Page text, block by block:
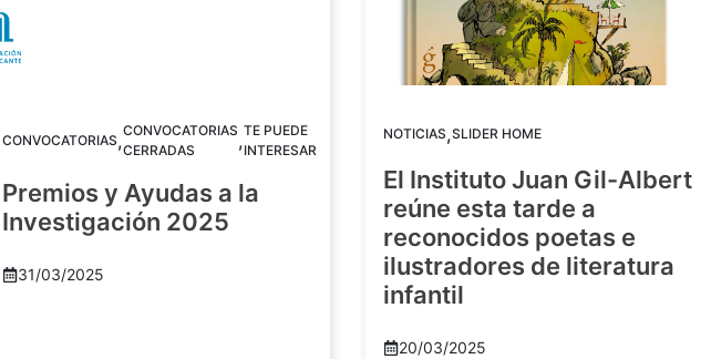
CONVOCATORIAS,CONVOCATORIAS
CERRADAS
,TE PUEDE
INTERESAR
Premios y Ayudas a la
Investigación 2025
31/03/2025
NOTICIAS,SLIDER HOME
El Instituto Juan Gil-Albert
reúne esta tarde a
reconocidos poetas e
ilustradores de literatura
infantil
20/03/2025